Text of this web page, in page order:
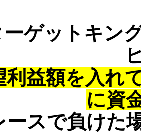
ーゲットキ
利益額を入れ
に資
ースで負けた